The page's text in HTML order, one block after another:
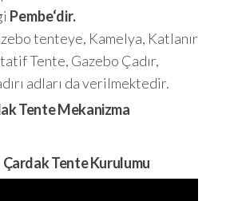
Pembe‘dir.
tenteye, Kamelya, Katlanır
Tente, Gazebo Çadır,
adları da verilmektedir.
Tente Mekanizma
Çardak Tente Kurulumu